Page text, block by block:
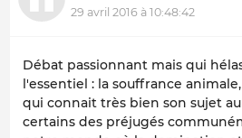
29 avril 2016 à 10:48:42
Débat passionnant mais qui
l'essentiel : la souffrance
qui connait très bien son sujet
certains des préjugés